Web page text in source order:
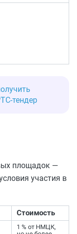
тендер
площадок —
участия в
Стоимость
1 % от НМЦК,